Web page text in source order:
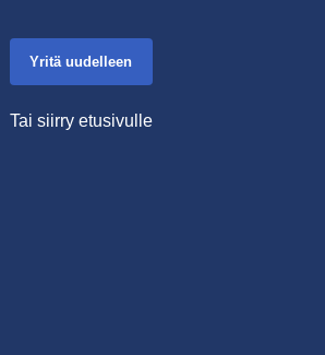
Yritä uudelleen
Tai siirry etusivulle